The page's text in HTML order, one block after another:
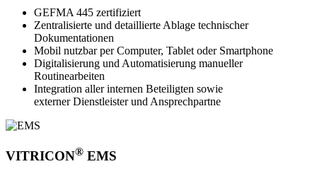
GEFMA 445 zertifiziert
Zentralisierte und detaillierte Ablage technischer
Dokumentationen
Mobil nutzbar per Computer, Tablet oder Smartphone
Digitalisierung und Automatisierung manueller
Routinearbeiten
Integration aller internen Beteiligten sowie
externer Dienstleister und Ansprechpartne
VITRICON® EMS